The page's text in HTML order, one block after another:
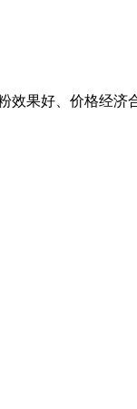
效果好、价格经济